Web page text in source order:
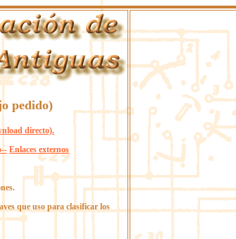
pedido)
directo).
Enlaces externos
que uso para clasificar los